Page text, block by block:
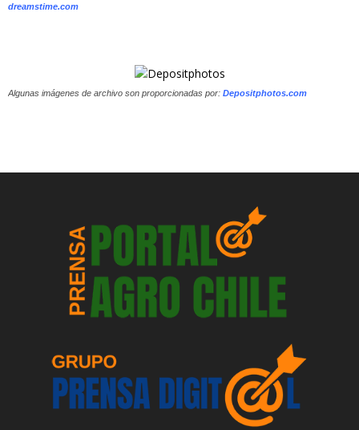
dreamstime.com
Algunas imágenes de archivo son proporcionadas por: Depositphotos.com